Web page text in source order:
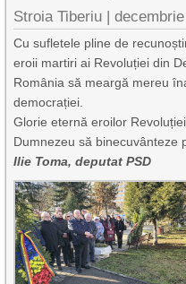
Stroia Tiberiu |
Cu sufletele pline de
eroii martiri ai Revoluției din
România să meargă mereu
democrației.
Glorie eternă eroilor
Dumnezeu să binecuvânteze
Ilie Toma, deputat PSD